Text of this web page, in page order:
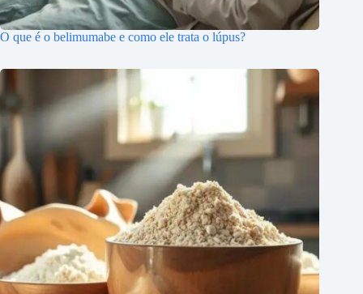
O que é o belimumabe e como ele trata o lúpus?